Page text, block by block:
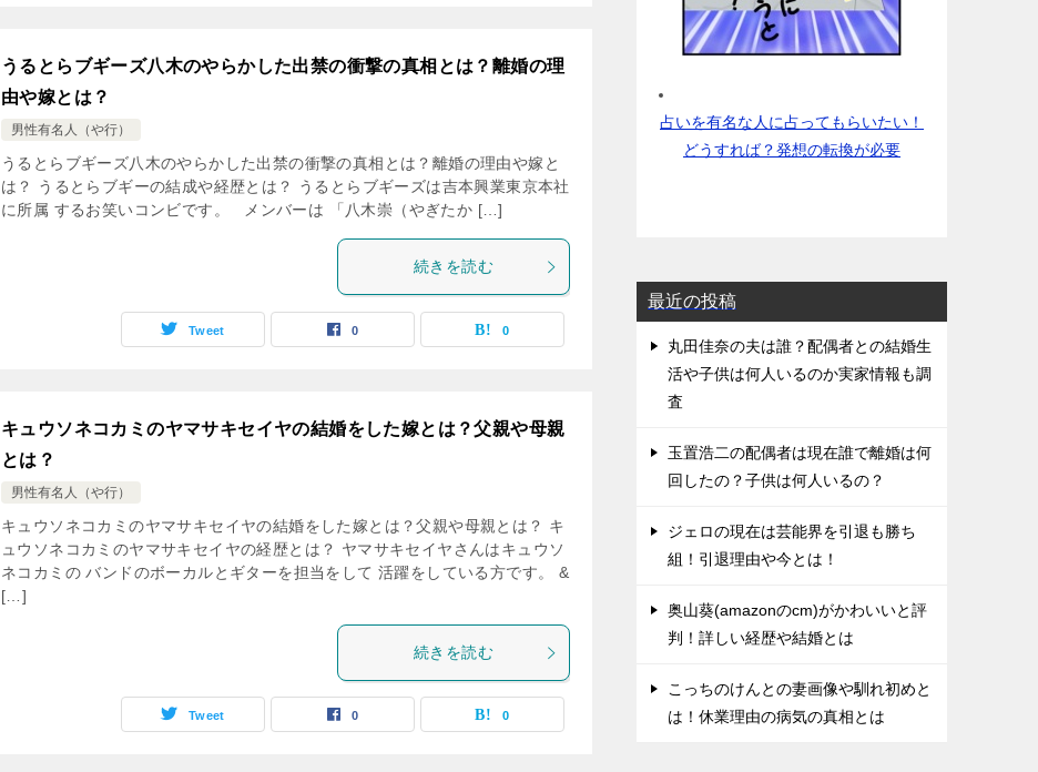
うるとらブギーズ八木のやらかした出禁の衝撃の真相とは？離婚の理
由や嫁とは？
男性有名人（や行）
うるとらブギーズ八木のやらかした出禁の衝撃の真相とは？離婚の理由や嫁と
は？ うるとらブギーの結成や経歴とは？ うるとらブギーズは吉本興業東京本社
に所属 するお笑いコンビです。 メンバーは 「八木崇（やぎたか […]
続きを読む
Tweet 0 0
キュウソネコカミのヤマサキセイヤの結婚をした嫁とは？父親や母親
とは？
男性有名人（や行）
キュウソネコカミのヤマサキセイヤの結婚をした嫁とは？父親や母親とは？ キ
ュウソネコカミのヤマサキセイヤの経歴とは？ ヤマサキセイヤさんはキュウソ
ネコカミの バンドのボーカルとギターを担当をして 活躍をしている方です。 &
[…]
続きを読む
Tweet 0 0
占いを有名な人に占ってもらいたい！
どうすれば？発想の転換が必要
最近の投稿
丸田佳奈の夫は誰？配偶者との結婚生
活や子供は何人いるのか実家情報も調
査
玉置浩二の配偶者は現在誰で離婚は何
回したの？子供は何人いるの？
ジェロの現在は芸能界を引退も勝ち
組！引退理由や今とは！
奥山葵(amazonのcm)がかわいいと評
判！詳しい経歴や結婚とは
こっちのけんとの妻画像や馴れ初めと
は！休業理由の病気の真相とは